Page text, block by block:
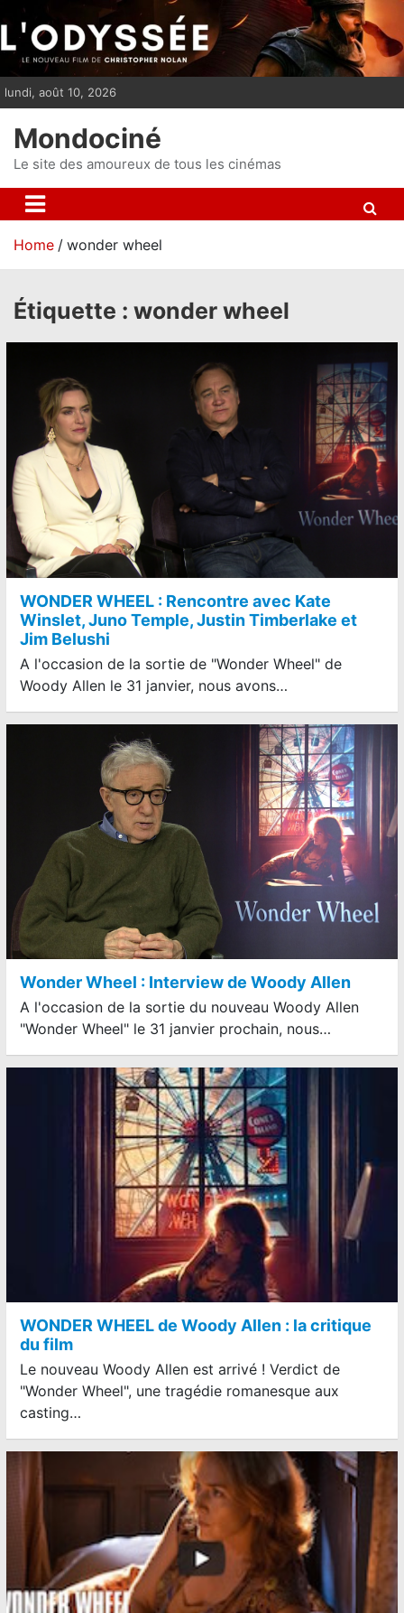
i
p
n
t
lundi, août 10, 2026
Mondociné
Le site des amoureux de tous les cinémas
Home wonder wheel
Étiquette : wonder wheel
WONDER WHEEL : Rencontre avec Kate
Winslet, Juno Temple, Justin Timberlake et
Jim Belushi
A l'occasion de la sortie de "Wonder Wheel" de
Woody Allen le 31 janvier, nous avons…
Wonder Wheel : Interview de Woody Allen
A l'occasion de la sortie du nouveau Woody Allen
"Wonder Wheel" le 31 janvier prochain, nous…
WONDER WHEEL de Woody Allen : la critique
du film
Le nouveau Woody Allen est arrivé ! Verdict de
"Wonder Wheel", une tragédie romanesque aux
casting…